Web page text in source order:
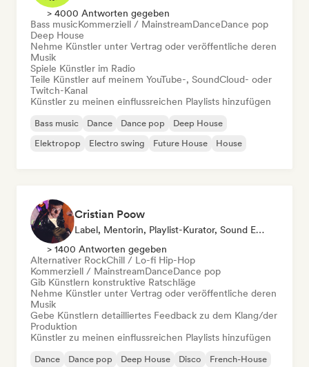
> 4000 Antworten gegeben
Bass musicKommerziell / MainstreamDanceDance pop
Deep House
Nehme Künstler unter Vertrag oder veröffentliche deren
Musik
Spiele Künstler im Radio
Teile Künstler auf meinem YouTube-, SoundCloud- oder
Twitch-Kanal
Künstler zu meinen einflussreichen Playlists hinzufügen
Bass music Dance Dance pop
Deep House
Elektropop
Electro swing Future House House
Cristian Poow
Label, Mentorin, Playlist-Kurator, Sound Experte
> 1400 Antworten gegeben
Alternativer RockChill / Lo-fi Hip-Hop
Kommerziell / MainstreamDanceDance pop
Gib Künstlern konstruktive Ratschläge
Nehme Künstler unter Vertrag oder veröffentliche deren
Musik
Gebe Künstlern detailliertes Feedback zu dem Klang/der
Produktion
Künstler zu meinen einflussreichen Playlists hinzufügen
Dance Dance pop Deep House Disco
French-House